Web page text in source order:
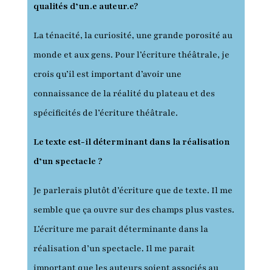
qualités d’un.e auteur.e?
La ténacité, la curiosité, une grande porosité au
monde et aux gens. Pour l’écriture théâtrale, je
crois qu’il est important d’avoir une
connaissance de la réalité du plateau et des
spécificités de l’écriture théâtrale.
Le texte est-il déterminant dans la réalisation
d’un spectacle ?
Je parlerais plutôt d’écriture que de texte. Il me
semble que ça ouvre sur des champs plus vastes.
L’écriture me parait déterminante dans la
réalisation d’un spectacle. Il me parait
important que les auteurs soient associés au